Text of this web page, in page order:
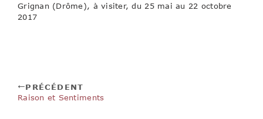
Grignan (Drôme), à visiter, du 25 mai au 22 octobre
2017
PRÉCÉDENT
Raison et Sentiments